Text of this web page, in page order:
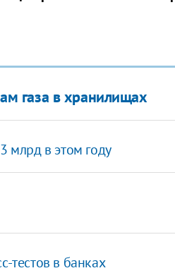
газа в хранилищах
млрд в этом году
тестов в банках